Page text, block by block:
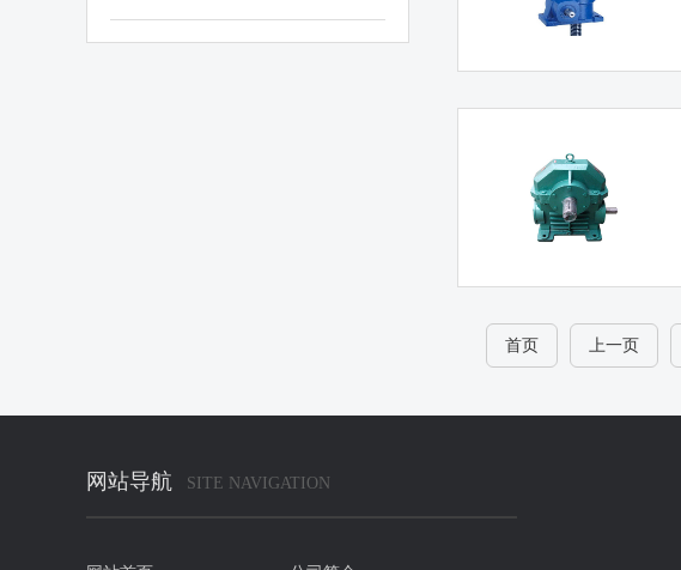
首页 上一页
网站导航 SITE NAVIGATION